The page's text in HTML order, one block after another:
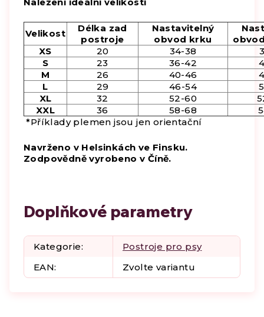
Velikost
Délka zad
postroje
Nastavitelný
obvod krku
XS
20 34-38
S
23 36-42
M
26 40-46
L
29 46-54
XL
32 52-60
XXL
36 58-68
*Příklady plemen jsou jen orientační
Navrženo v Helsinkách ve Finsku.
Zodpovědně vyrobeno v Číně.
Doplňkové parametry
Kategorie:
Postroje pro psy
EAN: Zvolte variantu